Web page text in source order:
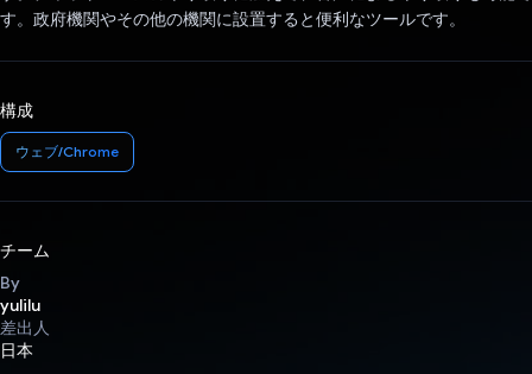
す。政府機関やその他の機関に設置すると便利なツールです。
構成
ウェブ/Chrome
チーム
By
yulilu
差出人
日本